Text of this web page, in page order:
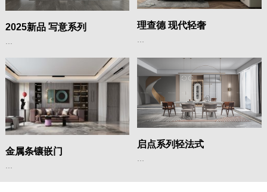
2025新品 写意系列 理查德 现代轻奢
...
金属条镶嵌门
...
启点系列轻法式